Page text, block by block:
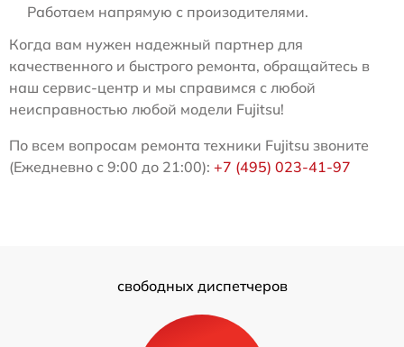
Работаем напрямую с произодителями.
Когда вам нужен надежный партнер для
качественного и быстрого ремонта, обращайтесь в
наш сервис-центр и мы справимся с любой
неисправностью любой модели Fujitsu!
По всем вопросам ремонта техники Fujitsu звоните
(Ежедневно с 9:00 до 21:00): +7 (495) 023-41-97
свободных диспетчеров